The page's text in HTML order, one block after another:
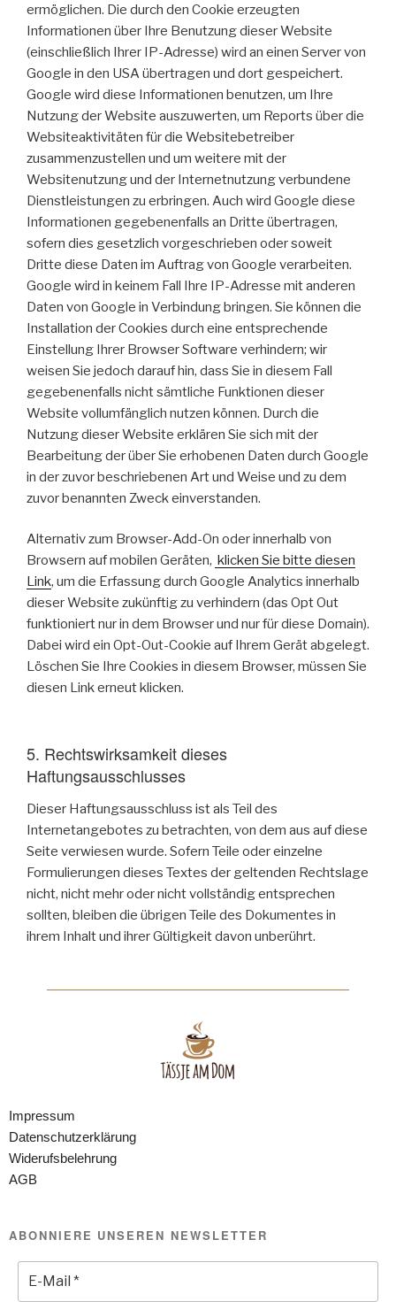
ermöglichen. Die durch den Cookie erzeugten
Informationen über Ihre Benutzung dieser Website
(einschließlich Ihrer IP-Adresse) wird an einen Server von
Google in den USA übertragen und dort gespeichert.
Google wird diese Informationen benutzen, um Ihre
Nutzung der Website auszuwerten, um Reports über die
Websiteaktivitäten für die Websitebetreiber
zusammenzustellen und um weitere mit der
Websitenutzung und der Internetnutzung verbundene
Dienstleistungen zu erbringen. Auch wird Google diese
Informationen gegebenenfalls an Dritte übertragen,
sofern dies gesetzlich vorgeschrieben oder soweit
Dritte diese Daten im Auftrag von Google verarbeiten.
Google wird in keinem Fall Ihre IP-Adresse mit anderen
Daten von Google in Verbindung bringen. Sie können die
Installation der Cookies durch eine entsprechende
Einstellung Ihrer Browser Software verhindern; wir
weisen Sie jedoch darauf hin, dass Sie in diesem Fall
gegebenenfalls nicht sämtliche Funktionen dieser
Website vollumfänglich nutzen können. Durch die
Nutzung dieser Website erklären Sie sich mit der
Bearbeitung der über Sie erhobenen Daten durch Google
in der zuvor beschriebenen Art und Weise und zu dem
zuvor benannten Zweck einverstanden.
Alternativ zum Browser-Add-On oder innerhalb von
Browsern auf mobilen Geräten, klicken Sie bitte diesen
Link, um die Erfassung durch Google Analytics innerhalb
dieser Website zukünftig zu verhindern (das Opt Out
funktioniert nur in dem Browser und nur für diese Domain).
Dabei wird ein Opt-Out-Cookie auf Ihrem Gerät abgelegt.
Löschen Sie Ihre Cookies in diesem Browser, müssen Sie
diesen Link erneut klicken.
5. Rechtswirksamkeit dieses
Haftungsausschlusses
Dieser Haftungsausschluss ist als Teil des
Internetangebotes zu betrachten, von dem aus auf diese
Seite verwiesen wurde. Sofern Teile oder einzelne
Formulierungen dieses Textes der geltenden Rechtslage
nicht, nicht mehr oder nicht vollständig entsprechen
sollten, bleiben die übrigen Teile des Dokumentes in
ihrem Inhalt und ihrer Gültigkeit davon unberührt.
Impressum
Datenschutzerklärung
Widerufsbelehrung
AGB
ABONNIERE UNSEREN NEWSLETTER